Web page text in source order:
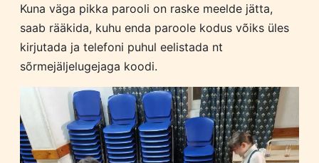
Kuna väga pikka parooli on raske meelde jätta,
saab rääkida, kuhu enda paroole kodus võiks üles
kirjutada ja telefoni puhul eelistada nt
sõrmejäljelugejaga koodi.